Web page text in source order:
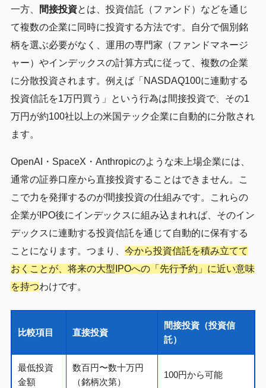
一方、 間接投資とは、投資信託（ファンド）などを通じ
て複数の企業に同時に投資する方法です。自分で個別銘
柄を選ぶ必要がなく、運用の専門家（ファンドマネージ
ャー）やインデックスの計算方式に従って、複数の企業
に分散投資されます。例えば「NASDAQ100に連動する
投資信託を1万円買う」という行為は間接投資で、その1
万円が約100社以上の米国テック企業に自動的に分散され
ます。
OpenAI・SpaceX・Anthropicのような未上場企業には、
通常の証券口座から直接投資することはできません。こ
こで力を発揮するのが間接投資の仕組みです。これらの
企業がIPO後にインデックスに組み込まれれば、そのイン
デックスに連動する投資信託を通じて自動的に保有する
ことになります。つまり、 今から投資信託を積み立てて
おくことが、将来の大型IPOへの「先行予約」に近い意味
を持つわけです。
比較項目 直接投資
間接投資（投資信
託）
最低投資
金額
数百円〜数十万円
（銘柄次第）
100円から可能